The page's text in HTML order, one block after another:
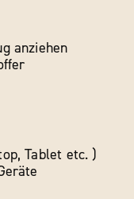
anziehen
Tablet etc. )